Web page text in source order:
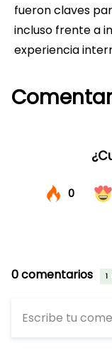
fueron claves
incluso frente a
experiencia